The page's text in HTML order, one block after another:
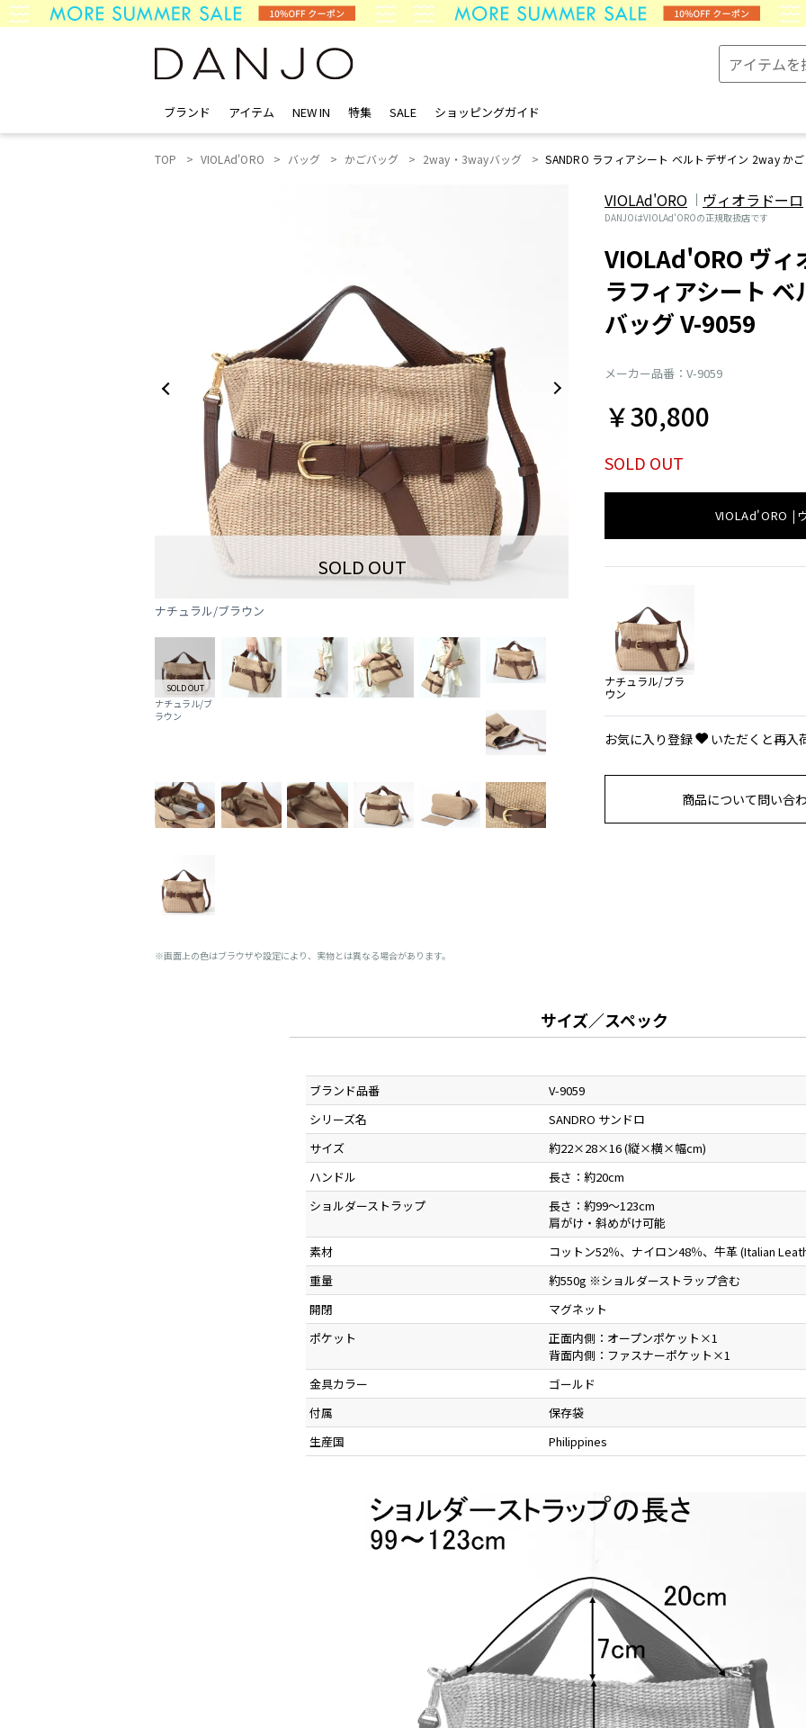
ブランド アイテム NEW IN 特集 SALE ショッピングガイド
TOP VIOLAd'ORO バッグ かごバッグ 2way・3wayバッグ SANDRO ラフィアシート ベルトデザイン 2way か
SOLD OUT
ナチュラル/ブラウン
SOLD OUT
ナチュラル/ブ
ラウン
※画面上の色はブラウザや設定により、実物とは異なる場合があります。
VIOLAd'ORO ヴィオラドーロ
DANJOはVIOLAd'OROの正規取扱店です
VIOLAd'ORO ヴィ
ラフィアシート
バッグ V-9059
メーカー品番：V-9059
￥30,800
SOLD OUT
VIOLAd'ORO
ナチュラル/ブラ
ウン
お気に入り登録 いただくと再入
商品について問い合
サイズ／スペック
ブランド品番
V-9059
シリーズ名
SANDRO サンドロ
サイズ
約22×28×16 (縦×横×幅cm)
ハンドル
長さ：約20cm
ショルダーストラップ
長さ：約99～123cm
肩がけ・斜めがけ可能
素材
コットン52％、ナイロン48％、牛革 (Italian
重量
約550g ※ショルダーストラップ含む
開閉
マグネット
ポケット
正面内側：オープンポケット×1
背面内側：ファスナーポケット×1
金具カラー
ゴールド
付属
保存袋
生産国
Philippines